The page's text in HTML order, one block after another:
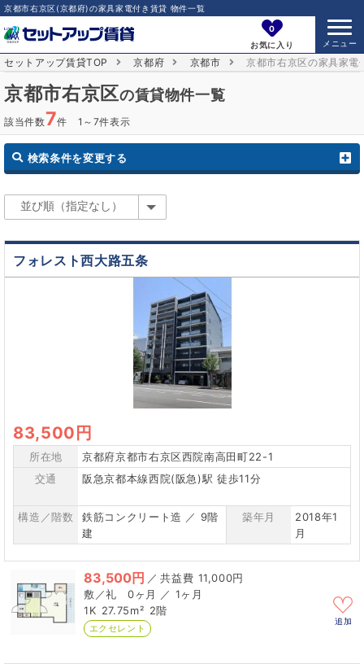
京都市右京区(京都府)の家具家電付き賃貸 物件一覧
0
お気に入り
セットアップ賃貸TOP 京都府 京都市 京都市右京区の家具家電
京都市右京区の賃貸物件一覧
該当件数7件 1～7件表示
検索条件を変更する
フォレスト西大路五条
83,500円
所在地
京都府京都市右京区西院南高田町22-1
交通
阪急京都本線西院(阪急)駅 徒歩11分
構造／階数
鉄筋コンクリート造 ／ 9階
建
築年月
2018年1
月
83,500円 ／
11,000円
0ヶ月 ／ 1ヶ月
1K 27.75m² 2階
エクセレント
追加